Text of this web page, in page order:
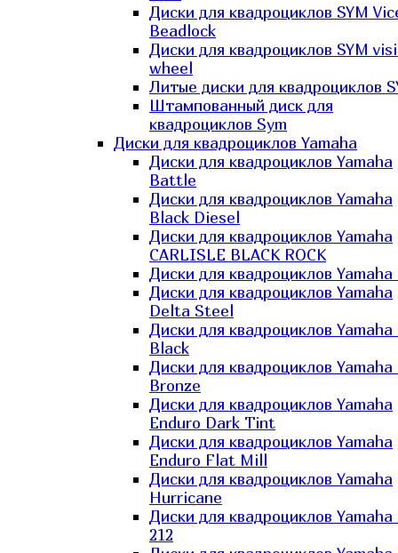
Диски для квадроциклов SYM
Beadlock
Диски для квадроциклов SYM
wheel
Литые диски для квадроциклов
Штампованный диск для
квадроциклов Sym
Диски для квадроциклов Yamaha
Диски для квадроциклов Yamaha
Battle
Диски для квадроциклов Yamaha
Black Diesel
Диски для квадроциклов Yamaha
CARLISLE BLACK ROCK
Диски для квадроциклов Yamaha
Диски для квадроциклов Yamaha
Delta Steel
Диски для квадроциклов
Black
Диски для квадроциклов
Bronze
Диски для квадроциклов Yamaha
Enduro Dark Tint
Диски для квадроциклов Yamaha
Enduro Flat Mill
Диски для квадроциклов Yamaha
Hurricane
Диски для квадроциклов
212